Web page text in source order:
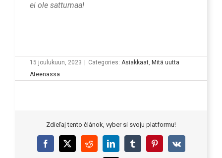
ei ole sattumaa!
15 joulukuun, 2023 Categories: Asiakkaat, Mitä uutta
Ateenassa
Zdieľaj tento článok, vyber si svoju platformu!
Facebook
X RedditLinkedInTumblrPinterest
Vk